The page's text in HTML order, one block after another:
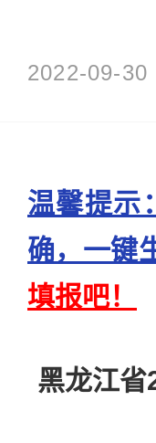
2022-09-30
温馨提示
确，一键
填报吧！
黑龙江省